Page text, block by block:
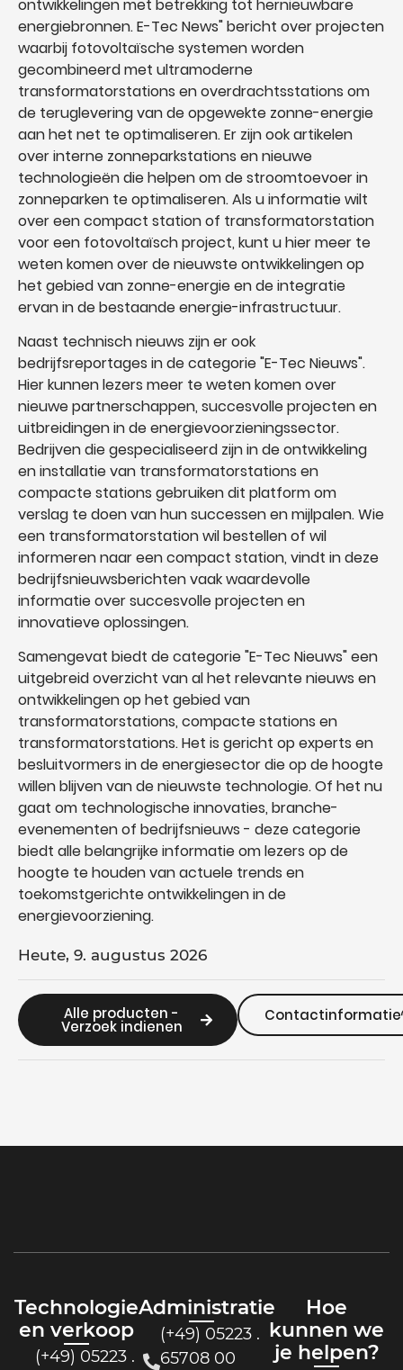
ontwikkelingen met betrekking tot hernieuwbare
energiebronnen. E-Tec News" bericht over projecten
waarbij fotovoltaïsche systemen worden
gecombineerd met ultramoderne
transformatorstations en overdrachtsstations om
de teruglevering van de opgewekte zonne-energie
aan het net te optimaliseren. Er zijn ook artikelen
over interne zonneparkstations en nieuwe
technologieën die helpen om de stroomtoevoer in
zonneparken te optimaliseren. Als u informatie wilt
over een compact station of transformatorstation
voor een fotovoltaïsch project, kunt u hier meer te
weten komen over de nieuwste ontwikkelingen op
het gebied van zonne-energie en de integratie
ervan in de bestaande energie-infrastructuur.
Naast technisch nieuws zijn er ook
bedrijfsreportages in de categorie "E-Tec Nieuws".
Hier kunnen lezers meer te weten komen over
nieuwe partnerschappen, succesvolle projecten en
uitbreidingen in de energievoorzieningssector.
Bedrijven die gespecialiseerd zijn in de ontwikkeling
en installatie van transformatorstations en
compacte stations gebruiken dit platform om
verslag te doen van hun successen en mijlpalen. Wie
een transformatorstation wil bestellen of wil
informeren naar een compact station, vindt in deze
bedrijfsnieuwsberichten vaak waardevolle
informatie over succesvolle projecten en
innovatieve oplossingen.
Samengevat biedt de categorie "E-Tec Nieuws" een
uitgebreid overzicht van al het relevante nieuws en
ontwikkelingen op het gebied van
transformatorstations, compacte stations en
transformatorstations. Het is gericht op experts en
besluitvormers in de energiesector die op de hoogte
willen blijven van de nieuwste technologie. Of het nu
gaat om technologische innovaties, branche-
evenementen of bedrijfsnieuws - deze categorie
biedt alle belangrijke informatie om lezers op de
hoogte te houden van actuele trends en
toekomstgerichte ontwikkelingen in de
energievoorziening.
Heute, 9. augustus 2026
Alle producten -
Verzoek indienen
Contactinformatie
Technologie
en verkoop
(+49) 05223 .
Administratie
(+49) 05223 .
65708 00
Hoe
kunnen we
je helpen?